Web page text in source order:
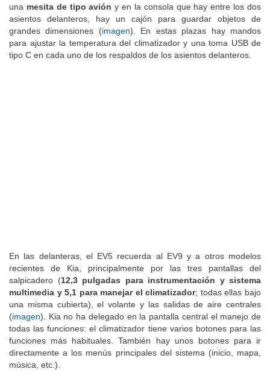
una mesita de tipo avión y en la consola que hay entre los dos
asientos delanteros, hay un cajón para guardar objetos de
grandes dimensiones (imagen). En estas plazas hay mandos
para ajustar la temperatura del climatizador y una toma USB de
tipo C en cada uno de los respaldos de los asientos delanteros.
En las delanteras, el EV5 recuerda al EV9 y a otros modelos
recientes de Kia, principalmente por las tres pantallas del
salpicadero (12,3 pulgadas para instrumentación y sistema
multimedia y 5,1 para manejar el climatizador; todas ellas bajo
una misma cubierta), el volante y las salidas de aire centrales
(imagen). Kia no ha delegado en la pantalla central el manejo de
todas las funciones: el climatizador tiene varios botones para las
funciones más habituales. También hay unos botones para ir
directamente a los menús principales del sistema (inicio, mapa,
música, etc.).